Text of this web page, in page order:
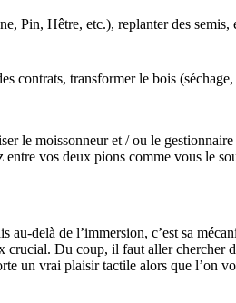
Pin, Hêtre, etc.), replanter des semis,
contrats, transformer le bois
le moissonneur et / ou le
vos deux pions comme vous le
delà de l’immersion, c’est sa
crucial. Du coup, il faut aller chercher
un vrai plaisir tactile alors que l’on